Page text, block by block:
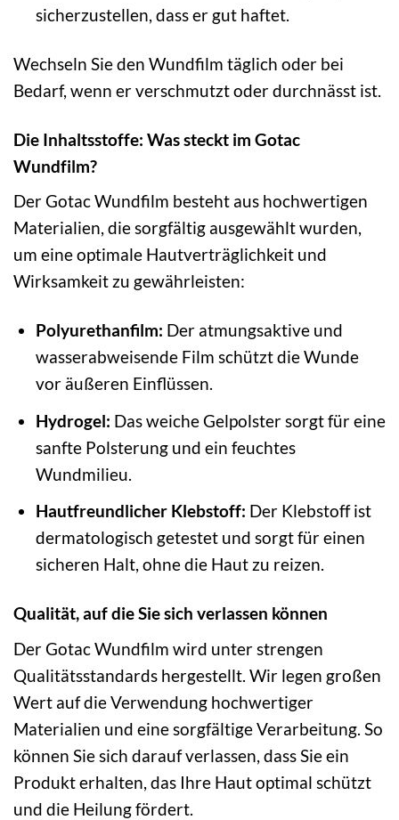
sicherzustellen, dass er gut haftet.
Wechseln Sie den Wundfilm täglich oder bei
Bedarf, wenn er verschmutzt oder durchnässt ist.
Die Inhaltsstoffe: Was steckt im Gotac
Wundfilm?
Der Gotac Wundfilm besteht aus hochwertigen
Materialien, die sorgfältig ausgewählt wurden,
um eine optimale Hautverträglichkeit und
Wirksamkeit zu gewährleisten:
Polyurethanfilm: Der atmungsaktive und
wasserabweisende Film schützt die Wunde
vor äußeren Einflüssen.
Hydrogel: Das weiche Gelpolster sorgt für eine
sanfte Polsterung und ein feuchtes
Wundmilieu.
Hautfreundlicher Klebstoff: Der Klebstoff ist
dermatologisch getestet und sorgt für einen
sicheren Halt, ohne die Haut zu reizen.
Qualität, auf die Sie sich verlassen können
Der Gotac Wundfilm wird unter strengen
Qualitätsstandards hergestellt. Wir legen großen
Wert auf die Verwendung hochwertiger
Materialien und eine sorgfältige Verarbeitung. So
können Sie sich darauf verlassen, dass Sie ein
Produkt erhalten, das Ihre Haut optimal schützt
und die Heilung fördert.